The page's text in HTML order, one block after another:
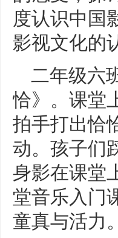
度认识中国
影视文化的
二年级六
恰》。课堂
拍手打出恰
动。孩子们
身影在课堂
堂音乐入门
童真与活力。